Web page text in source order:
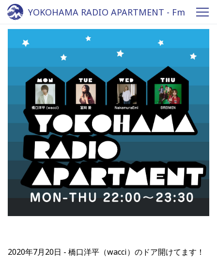
YOKOHAMA RADIO APARTMENT - Fm
yokohama 84.7
2020年7月20日 橋口洋平（wacci）のドア開けてます！